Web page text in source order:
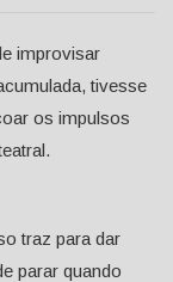
improvisar
tivesse
os impulsos
traz para dar
parar quando